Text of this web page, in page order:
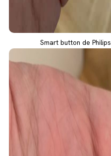
Smart button de